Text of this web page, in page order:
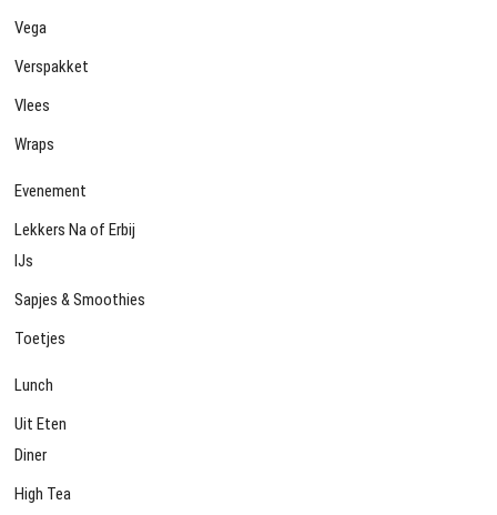
Vega
Verspakket
Vlees
Wraps
Evenement
Lekkers Na of Erbij
IJs
Sapjes & Smoothies
Toetjes
Lunch
Uit Eten
Diner
High Tea